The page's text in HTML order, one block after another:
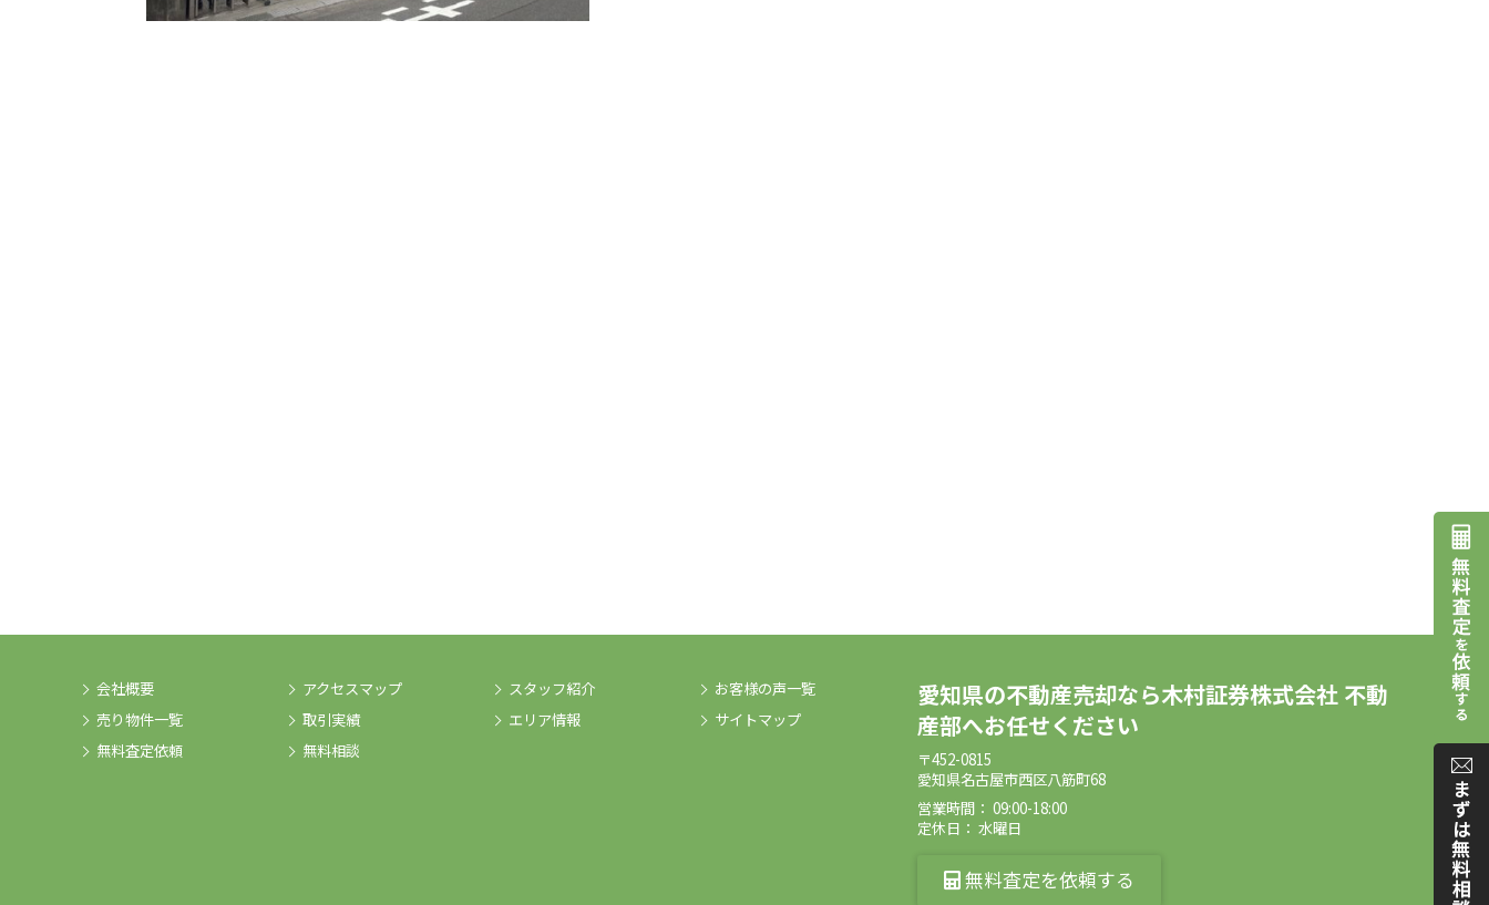
会社概要
売り物件一覧
無料査定依頼
アクセスマップ
取引実績
無料相談
スタッフ紹介
エリア情報
お客様の声一覧
サイトマップ
愛知県の不動産売却なら木村証券株式会社 不動
産部へお任せください
〒452-0815
愛知県名古屋市西区八筋町68
営業時間： 09:00-18:00
定休日： 水曜日
無料査定を依頼する